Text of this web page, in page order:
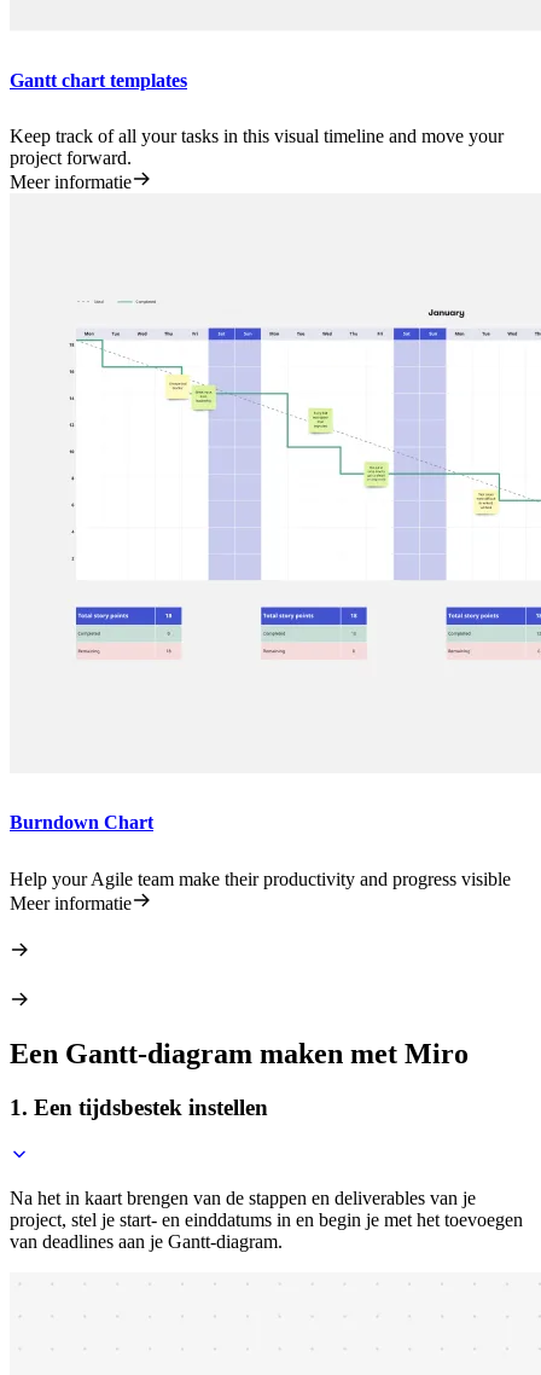
Gantt chart templates
Keep track of all your tasks in this visual timeline and move your
project forward.
Meer informatie
Burndown Chart
Help your Agile team make their productivity and progress visible
Meer informatie
Een Gantt-diagram maken met Miro
1. Een tijdsbestek instellen
Na het in kaart brengen van de stappen en deliverables van je
project, stel je start- en einddatums in en begin je met het toevoegen
van deadlines aan je Gantt-diagram.